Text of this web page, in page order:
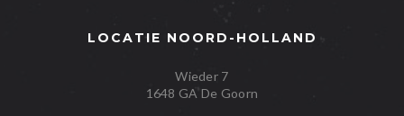
LOCATIE NOORD-HOLLAND
Wieder 7
1648 GA De Goorn